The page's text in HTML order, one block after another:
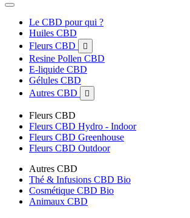
Le CBD pour qui ?
Huiles CBD
Fleurs CBD

Resine Pollen CBD
E-liquide CBD
Gélules CBD
Autres CBD

Fleurs CBD
Fleurs CBD Hydro - Indoor
Fleurs CBD Greenhouse
Fleurs CBD Outdoor
Autres CBD
Thé & Infusions CBD Bio
Cosmétique CBD Bio
Animaux CBD